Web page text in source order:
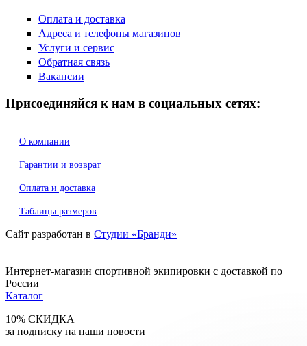
Оплата и доставка
Адреса и телефоны магазинов
Услуги и сервис
Обратная связь
Вакансии
Присоединяйся к нам в социальных сетях:
О компании
Гарантии и возврат
Оплата и доставка
Таблицы размеров
Сайт разработан в Студии «Бранди»
Интернет-магазин спортивной экипировки с доставкой по
России
Каталог
10% СКИДКА
за подписку на наши новости